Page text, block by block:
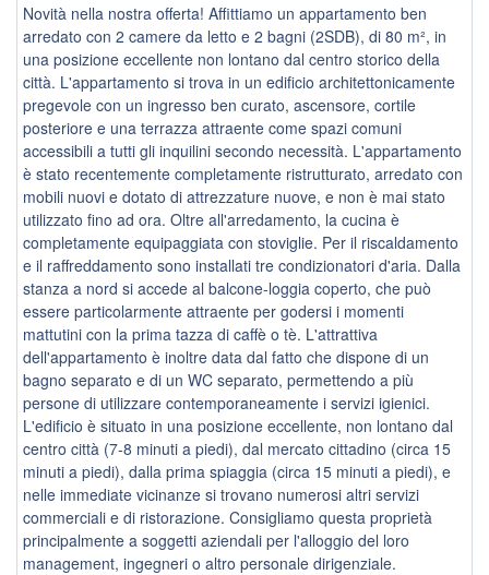
Novità nella nostra offerta! Affittiamo un appartamento ben
arredato con 2 camere da letto e 2 bagni (2SDB), di 80 m², in
una posizione eccellente non lontano dal centro storico della
città. L'appartamento si trova in un edificio architettonicamente
pregevole con un ingresso ben curato, ascensore, cortile
posteriore e una terrazza attraente come spazi comuni
accessibili a tutti gli inquilini secondo necessità. L'appartamento
è stato recentemente completamente ristrutturato, arredato con
mobili nuovi e dotato di attrezzature nuove, e non è mai stato
utilizzato fino ad ora. Oltre all'arredamento, la cucina è
completamente equipaggiata con stoviglie. Per il riscaldamento
e il raffreddamento sono installati tre condizionatori d'aria. Dalla
stanza a nord si accede al balcone-loggia coperto, che può
essere particolarmente attraente per godersi i momenti
mattutini con la prima tazza di caffè o tè. L'attrattiva
dell'appartamento è inoltre data dal fatto che dispone di un
bagno separato e di un WC separato, permettendo a più
persone di utilizzare contemporaneamente i servizi igienici.
L'edificio è situato in una posizione eccellente, non lontano dal
centro città (7-8 minuti a piedi), dal mercato cittadino (circa 15
minuti a piedi), dalla prima spiaggia (circa 15 minuti a piedi), e
nelle immediate vicinanze si trovano numerosi altri servizi
commerciali e di ristorazione. Consigliamo questa proprietà
principalmente a soggetti aziendali per l'alloggio del loro
management, ingegneri o altro personale dirigenziale.